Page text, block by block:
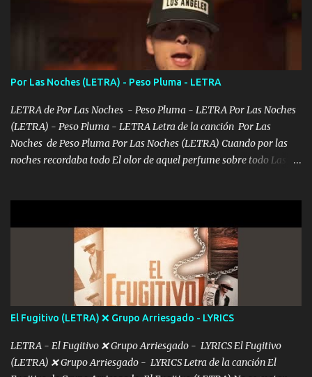
con la gente Dices "Latino Gang" pero pisas a to'a tu gente Pa’ dar
mensajes, m'ijo, hay quе ser coherentеs Si tú no eres artista, al
menos se prudente Hoy me sabe a mierda, traigo un Balvin en los
dientes Por falta de empatía le toca ser resiliente ¿Acaso eres
consciente de los followers que mueves? Parcerito, abre los ojos y
ve el poder que tienes Otro chiste malo son los nombres de tus
álbum's "José, vibras colores con la energía del diablo " ¿Si ...
Por Las Noches (LETRA) - Peso Pluma - LETRA
LETRA de Por Las Noches - Peso Pluma - LETRA Por Las Noches
(LETRA) - Peso Pluma - LETRA Letra de la canción Por Las
Noches de Peso Pluma Por Las Noches (LETRA) Cuando por las
noches recordaba todo El olor de aquel perfume sobre todo Las
estár Pasarán... Solito me dejaras Intentar... Solo un beso y tú te vas
De mi vida... Cómo tú no hay nadie más No hay nadie
más Si te sientes sola no me llames porfa Me pongo sencible e
imagino tu sombra Clase azul es el tequila e interior la ropa Clip
cap la champagne el polvo es color rosa Me contacto un ángel eres
tú mi hermosa La que me alegra los días y sigo tomando Y
pensar... Que tú ya no vas a estar Pasarán... Solito me dejaras
Intentar... ...
El Fugitivo (LETRA) ❌ Grupo Arriesgado - LYRICS
LETRA - El Fugitivo ❌ Grupo Arriesgado - LYRICS El Fugitivo
(LETRA) ❌ Grupo Arriesgado - LYRICS Letra de la canción El